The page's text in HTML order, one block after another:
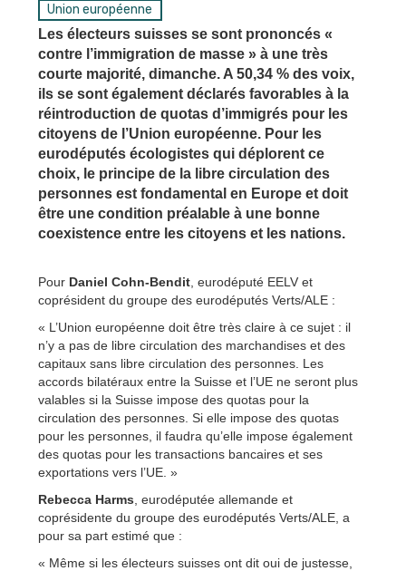
Union européenne
Les électeurs suisses se sont prononcés «
contre l’immigration de masse » à une très
courte majorité, dimanche. A 50,34 % des voix,
ils se sont également déclarés favorables à la
réintroduction de quotas d’immigrés pour les
citoyens de l’Union européenne. Pour les
eurodéputés écologistes qui déplorent ce
choix, le principe de la libre circulation des
personnes est fondamental en Europe et doit
être une condition préalable à une bonne
coexistence entre les citoyens et les nations.
Pour Daniel Cohn-Bendit , eurodéputé EELV et
coprésident du groupe des eurodéputés Verts/ALE :
« L’Union européenne doit être très claire à ce sujet : il
n’y a pas de libre circulation des marchandises et des
capitaux sans libre circulation des personnes. Les
accords bilatéraux entre la Suisse et l’UE ne seront plus
valables si la Suisse impose des quotas pour la
circulation des personnes. Si elle impose des quotas
pour les personnes, il faudra qu’elle impose également
des quotas pour les transactions bancaires et ses
exportations vers l’UE. »
Rebecca Harms , eurodéputée allemande et
coprésidente du groupe des eurodéputés Verts/ALE, a
pour sa part estimé que :
« Même si les électeurs suisses ont dit oui de justesse,